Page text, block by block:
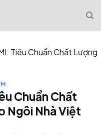
Tiêu Chuẩn Chất Lượng
Chuẩn Chất
Ngôi Nhà Việt